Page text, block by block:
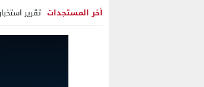
أخر المستجدات تقرير
Stop